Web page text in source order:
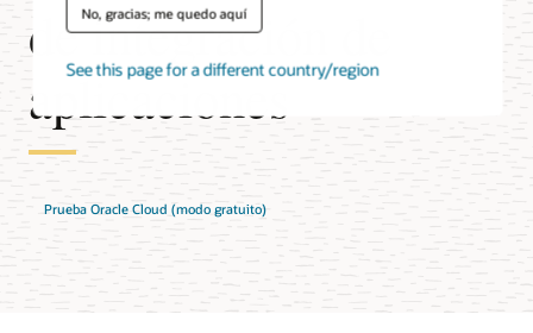
No, gracias; me quedo aquí
See this page for a different country/region
de integración de
aplicaciones
Prueba Oracle Cloud (modo gratuito)